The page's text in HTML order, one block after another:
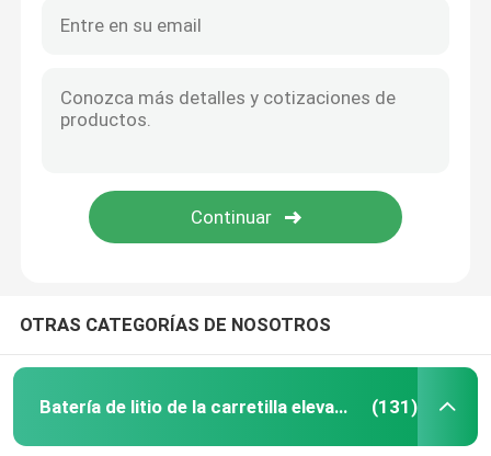
OTRAS CATEGORÍAS DE NOSOTROS
Batería de litio de la carretilla elevadora (131)